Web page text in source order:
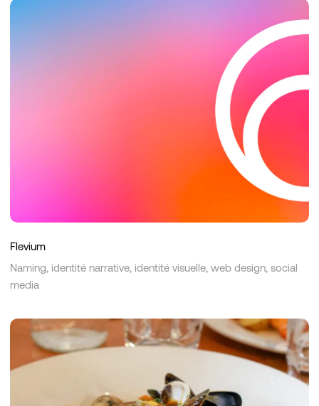
Flevium
Flevium
Naming, identité narrative, identité visuelle, web design, social
media
Le
Globe